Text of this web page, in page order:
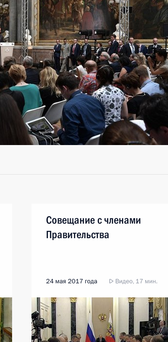
Совещание с членами
Правительства
24 мая 2017 года Видео, 17 мин.